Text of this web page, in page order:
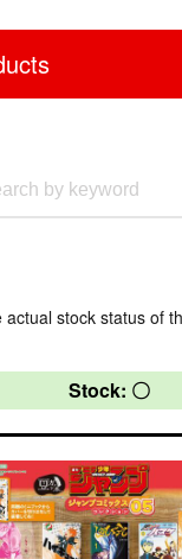
stock status of
Stock: 〇